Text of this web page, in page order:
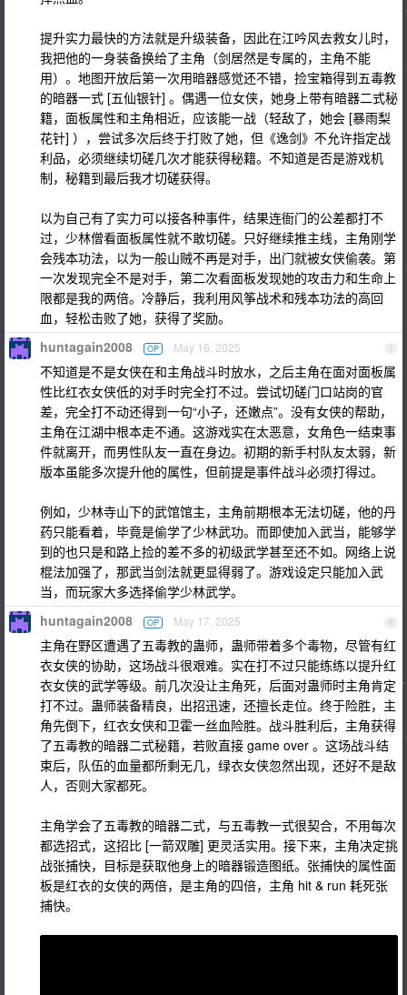
提升实力最快的方法就是升级装备，因此在江吟风去救女儿时，
我把他的一身装备换给了主角（剑居然是专属的，主角不能
用）。地图开放后第一次用暗器感觉还不错，捡宝箱得到五毒教
的暗器一式 [五仙银针] 。偶遇一位女侠，她身上带有暗器二式秘
籍，面板属性和主角相近，应该能一战（轻敌了，她会 [暴雨梨
花针] ），尝试多次后终于打败了她，但《逸剑》不允许指定战
利品，必须继续切磋几次才能获得秘籍。不知道是否是游戏机
制，秘籍到最后我才切磋获得。
以为自己有了实力可以接各种事件，结果连衙门的公差都打不
过，少林僧看面板属性就不敢切磋。只好继续推主线，主角刚学
会残本功法，以为一般山贼不再是对手，出门就被女侠偷袭。第
一次发现完全不是对手，第二次看面板发现她的攻击力和生命上
限都是我的两倍。冷静后，我利用风筝战术和残本功法的高回
血，轻松击败了她，获得了奖励。
7
huntagain2008 OP May 16, 2025
不知道是不是女侠在和主角战斗时放水，之后主角在面对面板属
性比红衣女侠低的对手时完全打不过。尝试切磋门口站岗的官
差，完全打不动还得到一句“小子，还嫩点”。没有女侠的帮助，
主角在江湖中根本走不通。这游戏实在太恶意，女角色一结束事
件就离开，而男性队友一直在身边。初期的新手村队友太弱，新
版本虽能多次提升他的属性，但前提是事件战斗必须打得过。
例如，少林寺山下的武馆馆主，主角前期根本无法切磋，他的丹
药只能看着，毕竟是偷学了少林武功。而即使加入武当，能够学
到的也只是和路上捡的差不多的初级武学甚至还不如。网络上说
棍法加强了，那武当剑法就更显得弱了。游戏设定只能加入武
当，而玩家大多选择偷学少林武学。
8
huntagain2008 OP May 17, 2025
主角在野区遭遇了五毒教的蛊师，蛊师带着多个毒物，尽管有红
衣女侠的协助，这场战斗很艰难。实在打不过只能练练以提升红
衣女侠的武学等级。前几次没让主角死，后面对蛊师时主角肯定
打不过。蛊师装备精良，出招迅速，还擅长走位。终于险胜，主
角先倒下，红衣女侠和卫霍一丝血险胜。战斗胜利后，主角获得
了五毒教的暗器二式秘籍，若败直接 game over 。这场战斗结
束后，队伍的血量都所剩无几，绿衣女侠忽然出现，还好不是敌
人，否则大家都死。
主角学会了五毒教的暗器二式，与五毒教一式很契合，不用每次
都选招式，这招比 [一箭双雕] 更灵活实用。接下来，主角决定挑
战张捕快，目标是获取他身上的暗器锻造图纸。张捕快的属性面
板是红衣的女侠的两倍，是主角的四倍，主角 hit & run 耗死张
捕快。